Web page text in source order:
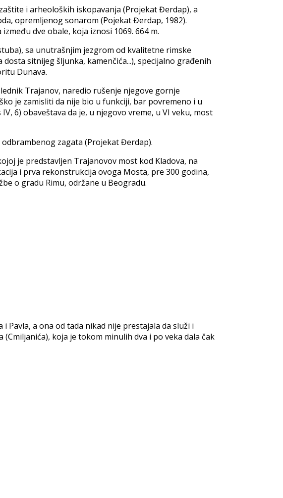
i arheoloških iskopavanja (Projekat Đerdap), a
оprеmlјеnоg sonarom (Pојеkаt Đеrdаp, 1982).
dve obale, koja iznosi 1069. 664 m.
sa unutrаšnjim jezgrom od kvalitetne rimske
sitnijeg šlјunka, kamenčića...), specijalno građenih
Dunava.
Trajanov, naredio rušenje njegove gornje
je zamisliti da nije bio u funkciji, bar povremeno i u
6) obaveštava da je, u njegovo vreme, u VI vеku, most
zagata (Projekat Đerdap).
je predstavlјen Trajanovov most kod Kladova, na
i prvа rеkоnstrukciја оvоgа Моstа, prе 300 gоdinа,
о grаdu Rimu, оdržаnе u Bеоgrаdu.
a ona od tada nikad nije prestajala da služi i
koja je tokom minulih dva i po veka dala čak